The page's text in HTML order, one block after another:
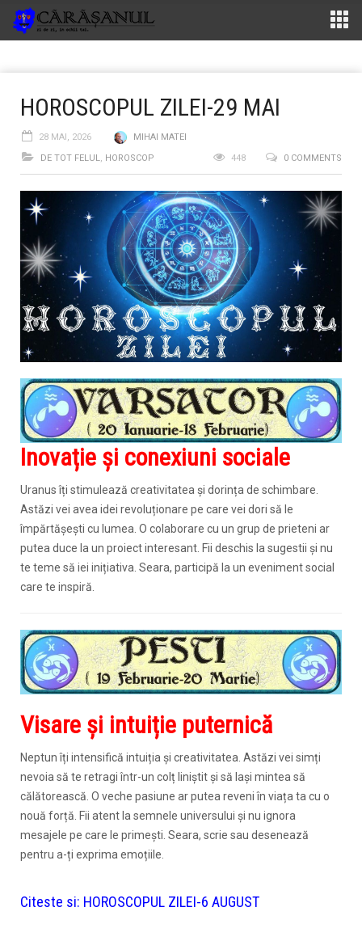
HOROSCOPUL ZILEI-29 MAI
28 MAI, 2026
MIHAI MATEI
DE TOT FELUL, HOROSCOP 0 COMMENTS
448
Inovație și conexiuni sociale
Uranus îți stimulează creativitatea și dorința de schimbare.
Astăzi vei avea idei revoluționare pe care vei dori să le
împărtășești cu lumea. O colaborare cu un grup de prieteni ar
putea duce la un proiect interesant. Fii deschis la sugestii și nu
te teme să iei inițiativa. Seara, participă la un eveniment social
care te inspiră.
Visare și intuiție puternică
Neptun îți intensifică intuiția și creativitatea. Astăzi vei simți
nevoia să te retragi într-un colț liniștit și să lași mintea să
călătorească. O veche pasiune ar putea reveni în viața ta cu o
nouă forță. Fii atent la semnele universului și nu ignora
mesajele pe care le primești. Seara, scrie sau desenează
pentru a-ți exprima emoțiile.
Citeste si: HOROSCOPUL ZILEI-6 AUGUST